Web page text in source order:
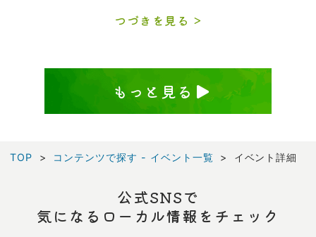
つづきを見る
もっと見る
TOP コンテンツで探す - イベント一覧 イベント詳細
公式SNSで
気になるローカル情報をチェック